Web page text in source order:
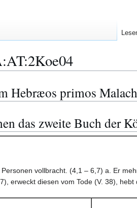
Hebræos primos
das zweite Buch der
vollbracht. (4,1 – 6,7) a. Er
erweckt diesen vom Tode (V. 38),